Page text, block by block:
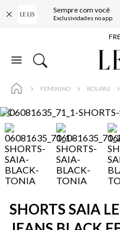
Sempre com você
Exclusividades no app
FEMININO ROUPAS
SHORTS SAIA